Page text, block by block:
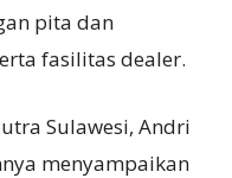
pita dan
fasilitas dealer.
Sulawesi, Andri
menyampaikan